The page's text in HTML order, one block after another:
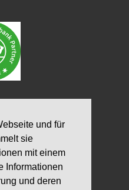
und für
sie
mit einem
Informationen
und deren